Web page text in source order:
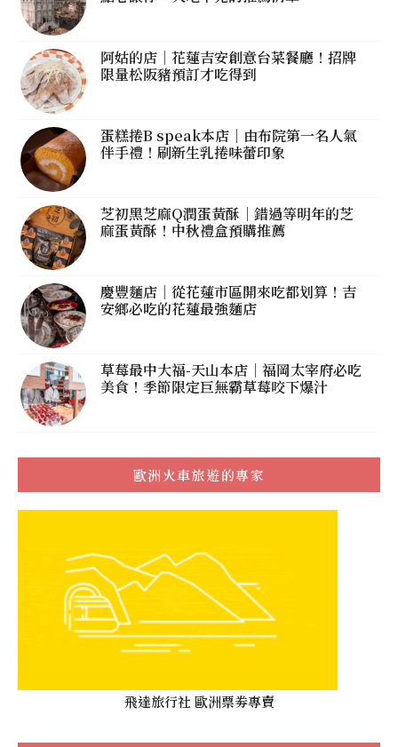
阿姑的店｜花蓮吉安創意台菜餐廳！招牌
限量松阪豬預訂才吃得到
蛋糕捲B speak本店｜由布院第一名人氣
伴手禮！刷新生乳捲味蕾印象
芝初黑芝麻Q潤蛋黃酥｜錯過等明年的芝
麻蛋黃酥！中秋禮盒預購推薦
慶豐麵店｜從花蓮市區開來吃都划算！吉
安鄉必吃的花蓮最強麵店
草莓最中大福-天山本店｜福岡太宰府必吃
美食！季節限定巨無霸草莓咬下爆汁
歐洲火車旅遊的專家
飛達旅行社 歐洲票劵專賣